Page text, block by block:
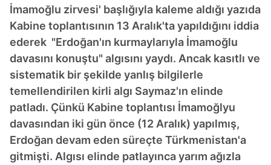
İmamoğlu zirvesi' başlığıyla kaleme aldığı yazıda
Kabine toplantısının 13 Aralık'ta yapıldığını iddia
ederek "Erdoğan'ın kurmaylarıyla İmamoğlu
davasını konuştu" algısını yaydı. Ancak kasıtlı ve
sistematik bir şekilde yanlış bilgilerle
temellendirilen kirli algı Saymaz'ın elinde
patladı. Çünkü Kabine toplantısı İmamoğlyu
davasından iki gün önce (12 Aralık) yapılmış,
Erdoğan devam eden süreçte Türkmenistan'a
gitmişti. Algısı elinde patlayınca yarım ağızla